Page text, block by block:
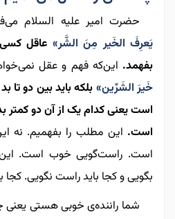
حضرت امیر علیه السلام
یَعرِفَ الخَیر مِنَ الشَّر» عاقل
بفهمد. این‌که فهم و عقل
خَیرَ الشَرِّین» بلکه باید بین دو تا
است یعنی کدام یک از آن دو کمتر
است. این‌ مطلب را بفهمیم. نه
است. راست‌گویی خوب است.
بگویی و کجا باید راست نگویی. کجا
شما راننده‌ی خوبی هستی یعنی